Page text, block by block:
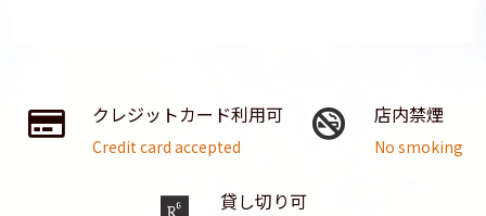
クレジットカード利用可
Credit card accepted
店内禁煙
No smoking
貸し切り可